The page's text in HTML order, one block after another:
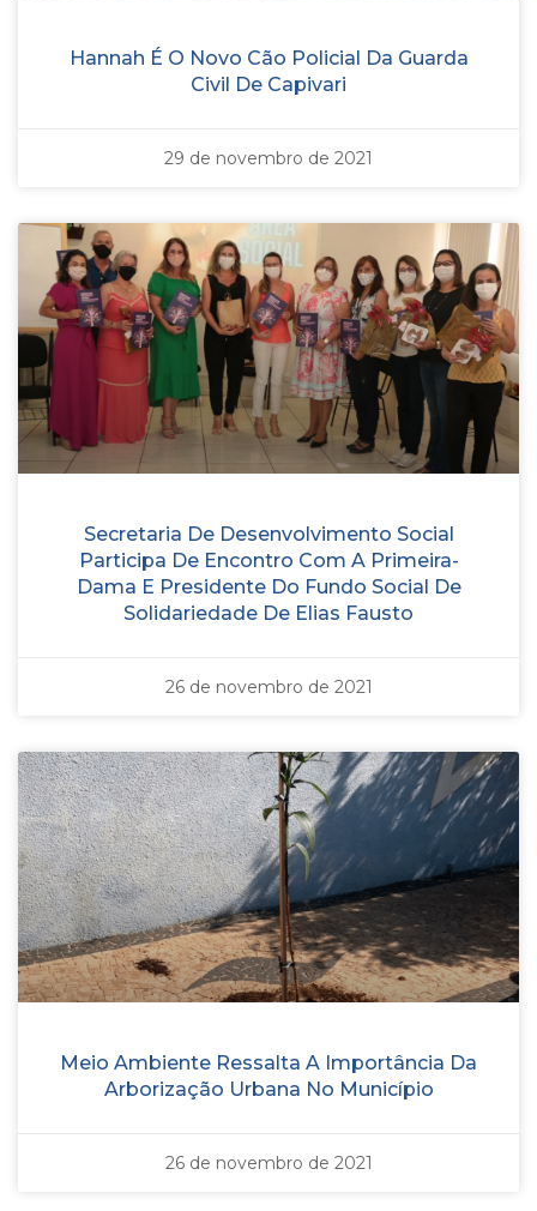
Hannah É O Novo Cão Policial Da Guarda
Civil De Capivari
29 de novembro de 2021
Secretaria De Desenvolvimento Social
Participa De Encontro Com A Primeira-
Dama E Presidente Do Fundo Social De
Solidariedade De Elias Fausto
26 de novembro de 2021
Meio Ambiente Ressalta A Importância Da
Arborização Urbana No Município
26 de novembro de 2021